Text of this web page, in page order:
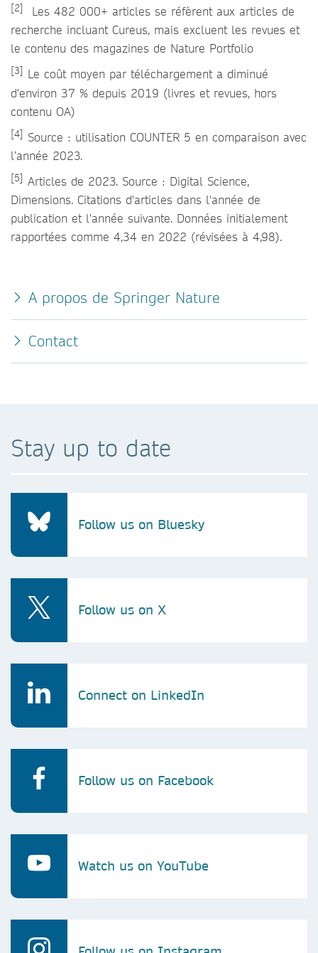
[2]
Les 482 000+ articles se réfèrent aux articles de
recherche incluant Cureus, mais excluent les revues et
le contenu des magazines de Nature Portfolio
[3] Le coût moyen par téléchargement a diminué
d'environ 37 % depuis 2019 (livres et revues, hors
contenu OA)
[4] Source : utilisation COUNTER 5 en comparaison avec
l’année 2023.
[5] Articles de 2023. Source : Digital Science,
Dimensions. Citations d'articles dans l'année de
publication et l'année suivante. Données initialement
rapportées comme 4,34 en 2022 (révisées à 4,98).
A propos de Springer Nature
Contact
Stay up to date
Follow us on Bluesky
Follow us on X
Connect on LinkedIn
Follow us on Facebook
Watch us on YouTube